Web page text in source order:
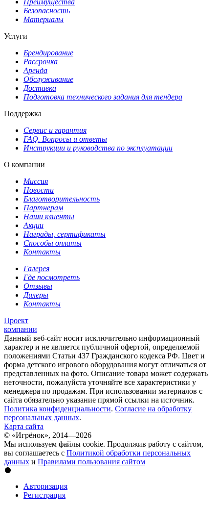
Безопасность
Материалы
Услуги
Брендирование
Рассрочка
Аренда
Обслуживание
Доставка
Подготовка технического задания для тендера
Поддержка
Сервис и гарантия
FAQ. Вопросы и ответы
Инструкции и руководства по эксплуатации
О компании
Миссия
Новости
Благотворительность
Партнерам
Наши клиенты
Акции
Награды, сертификаты
Способы оплаты
Контакты
Галерея
Где посмотреть
Отзывы
Дилеры
Контакты
Проект
компании
Данный веб-сайт носит исключительно информационный
характер и не является публичной офертой, определяемой
положениями Статьи 437 Гражданского кодекса РФ. Цвет и
форма детского игрового оборудования могут отличаться от
представленных на фото. Описание товара может содержать
неточности, пожалуйста уточняйте все характеристики у
менеджера по продажам. При использовании материалов с
сайта обязательно указание прямой ссылки на источник.
Политика конфиденциальности. Согласие на обработку
персональных данных.
Карта сайта
© «Игрёнок», 2014—2026
Мы используем файлы cookie. Продолжив работу с сайтом,
вы соглашаетесь с Политикой обработки персональных
данных и Правилами пользования сайтом
Авторизация
Регистрация